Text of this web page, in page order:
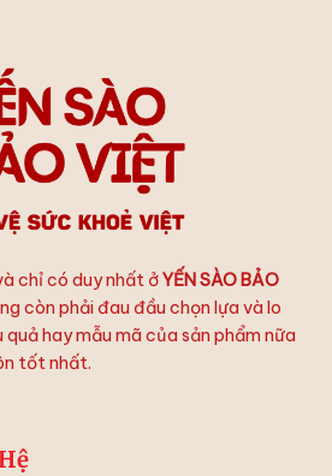
Chưng
Yến
Hoàn
Hảo
chỉ có duy nhất ởYẾN SÀO BẢO
còn phải đau đầu chọn lựa và lo
hay mẫu mã của sản phẩm nữa
tốt nhất.